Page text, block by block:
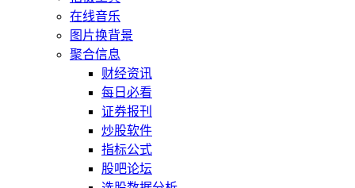
在线音乐
图片换背景
聚合信息
财经资讯
每日必看
证券报刊
炒股软件
指标公式
股吧论坛